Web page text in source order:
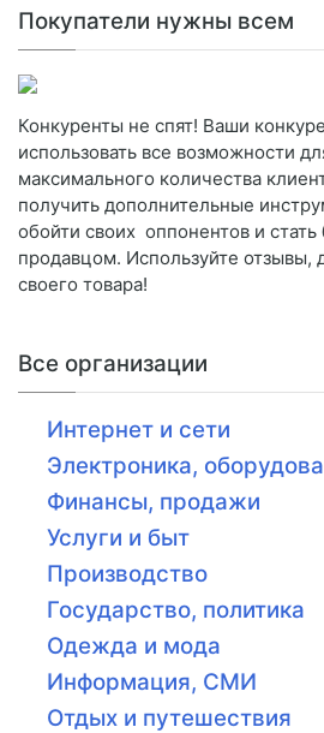
Покупатели нужны всем
Конкуренты не спят! Ваши
использовать все возможности
максимального количества
получить дополнительные
обойти своих оппонентов и
продавцом. Используйте отзывы,
своего товара!
Все организации
Интернет и сети
Электроника,
Финансы, продажи
Услуги и быт
Производство
Государство, политика
Одежда и мода
Информация, СМИ
Отдых и путешествия